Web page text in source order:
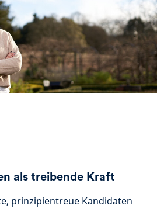
als treibende Kraft
prinzipientreue Kandidaten